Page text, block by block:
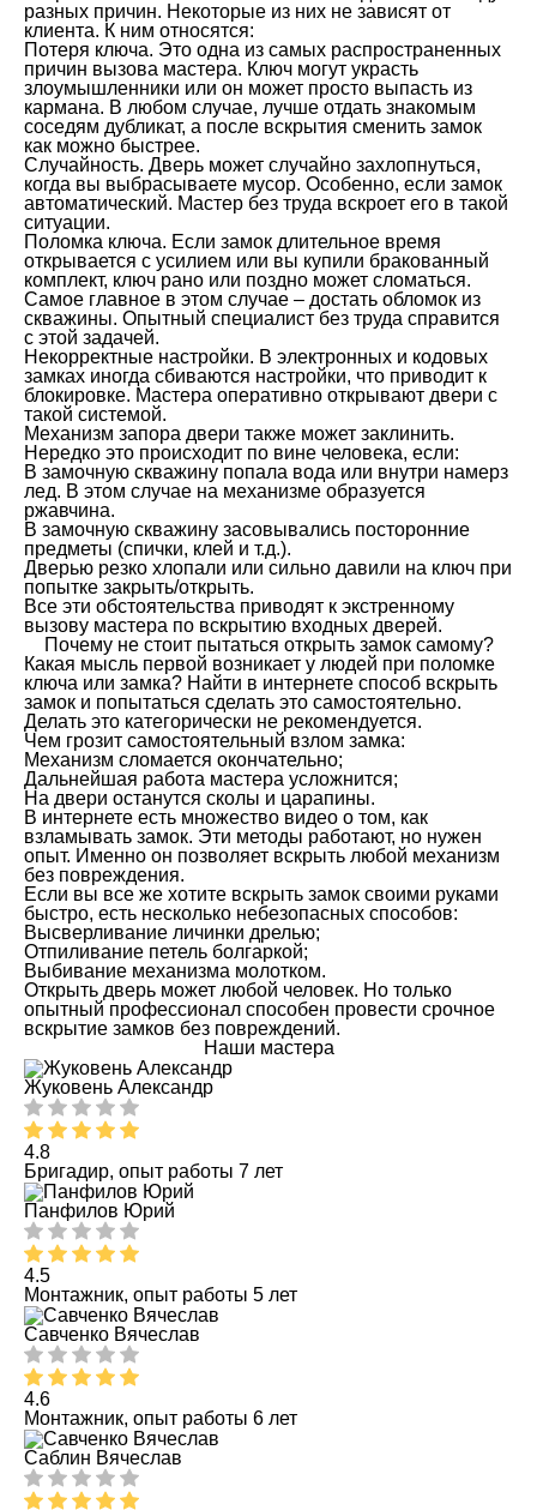
разных причин. Некоторые из них не зависят от
клиента. К ним относятся:
Потеря ключа. Это одна из самых распространенных
причин вызова мастера. Ключ могут украсть
злоумышленники или он может просто выпасть из
кармана. В любом случае, лучше отдать знакомым
соседям дубликат, а после вскрытия сменить замок
как можно быстрее.
Случайность. Дверь может случайно захлопнуться,
когда вы выбрасываете мусор. Особенно, если замок
автоматический. Мастер без труда вскроет его в такой
ситуации.
Поломка ключа. Если замок длительное время
открывается с усилием или вы купили бракованный
комплект, ключ рано или поздно может сломаться.
Самое главное в этом случае – достать обломок из
скважины. Опытный специалист без труда справится
с этой задачей.
Некорректные настройки. В электронных и кодовых
замках иногда сбиваются настройки, что приводит к
блокировке. Мастера оперативно открывают двери с
такой системой.
Механизм запора двери также может заклинить.
Нередко это происходит по вине человека, если:
В замочную скважину попала вода или внутри намерз
лед. В этом случае на механизме образуется
ржавчина.
В замочную скважину засовывались посторонние
предметы (спички, клей и т.д.).
Дверью резко хлопали или сильно давили на ключ при
попытке закрыть/открыть.
Все эти обстоятельства приводят к экстренному
вызову мастера по вскрытию входных дверей.
Почему не стоит пытаться открыть замок самому?
Какая мысль первой возникает у людей при поломке
ключа или замка? Найти в интернете способ вскрыть
замок и попытаться сделать это самостоятельно.
Делать это категорически не рекомендуется.
Чем грозит самостоятельный взлом замка:
Механизм сломается окончательно;
Дальнейшая работа мастера усложнится;
На двери останутся сколы и царапины.
В интернете есть множество видео о том, как
взламывать замок. Эти методы работают, но нужен
опыт. Именно он позволяет вскрыть любой механизм
без повреждения.
Если вы все же хотите вскрыть замок своими руками
быстро, есть несколько небезопасных способов:
Высверливание личинки дрелью;
Отпиливание петель болгаркой;
Выбивание механизма молотком.
Открыть дверь может любой человек. Но только
опытный профессионал способен провести срочное
вскрытие замков без повреждений.
Наши мастера
Жуковень Александр
4.8
Бригадир, опыт работы 7 лет
Панфилов Юрий
4.5
Монтажник, опыт работы 5 лет
Савченко Вячеслав
4.6
Монтажник, опыт работы 6 лет
Саблин Вячеслав